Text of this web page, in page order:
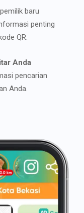
baru
penting
QR.
Anda
pencarian
Anda.